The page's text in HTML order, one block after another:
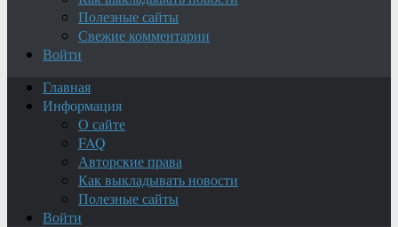
Полезные сайты
Свежие комментарии
Войти
Главная
Информация
О сайте
FAQ
Авторские права
Как выкладывать новости
Полезные сайты
Войти